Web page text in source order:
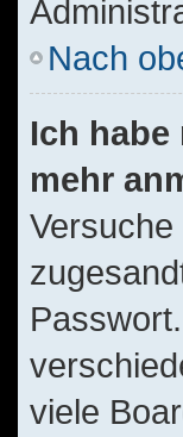
Nach
Ich
mehr
viele